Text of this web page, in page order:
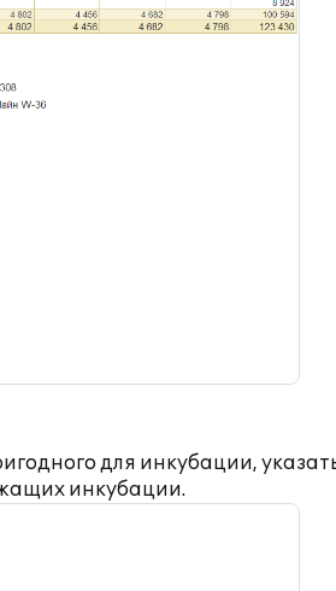
для инкубации,
инкубации.